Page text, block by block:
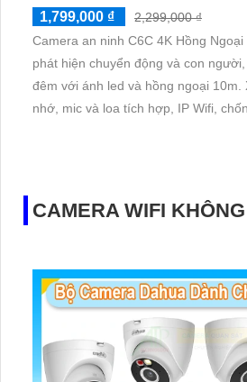
1,799,000 ₫
2,299,000 ₫
Camera an ninh C6C 4K Hồng
phát hiện chuyển động và con
đêm với ánh led và hồng ngoại 10m. Xoay 360 độ, khe thẻ
nhớ, mic và loa tích hợp, IP Wifi,
CAMERA WIFI